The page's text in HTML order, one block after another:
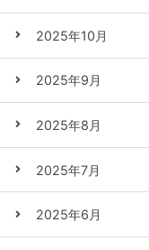
2025年10月
2025年9月
2025年8月
2025年7月
2025年6月